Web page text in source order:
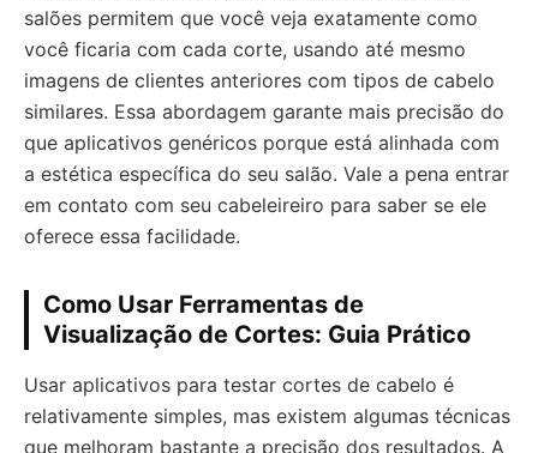
salões permitem que você veja exatamente como
você ficaria com cada corte, usando até mesmo
imagens de clientes anteriores com tipos de cabelo
similares. Essa abordagem garante mais precisão do
que aplicativos genéricos porque está alinhada com
a estética específica do seu salão. Vale a pena entrar
em contato com seu cabeleireiro para saber se ele
oferece essa facilidade.
Como Usar Ferramentas de
Visualização de Cortes: Guia Prático
Usar aplicativos para testar cortes de cabelo é
relativamente simples, mas existem algumas técnicas
que melhoram bastante a precisão dos resultados. A